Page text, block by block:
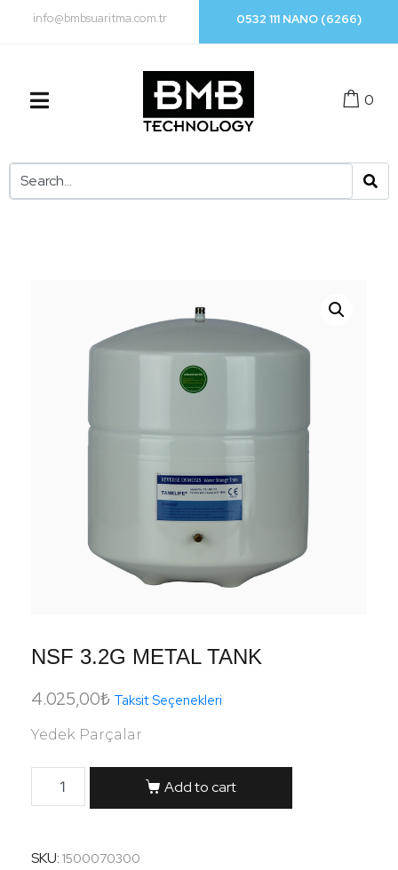
info@bmbsuaritma.com.tr 0532 111 NANO (6266)
0
NSF 3.2G METAL TANK
4.025,00₺ Taksit Seçenekleri
Yedek Parçalar
Add to cart
SKU: 1500070300